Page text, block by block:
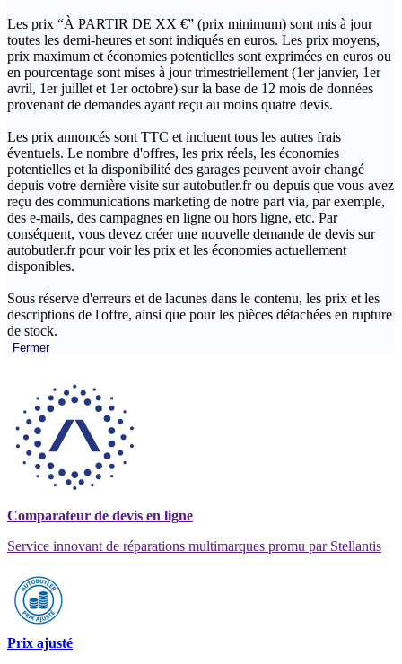
Les prix “À PARTIR DE XX €” (prix minimum) sont mis à jour
toutes les demi-heures et sont indiqués en euros. Les prix moyens,
prix maximum et économies potentielles sont exprimées en euros ou
en pourcentage sont mises à jour trimestriellement (1er janvier, 1er
avril, 1er juillet et 1er octobre) sur la base de 12 mois de données
provenant de demandes ayant reçu au moins quatre devis.
Les prix annoncés sont TTC et incluent tous les autres frais
éventuels. Le nombre d'offres, les prix réels, les économies
potentielles et la disponibilité des garages peuvent avoir changé
depuis votre dernière visite sur autobutler.fr ou depuis que vous avez
reçu des communications marketing de notre part via, par exemple,
des e-mails, des campagnes en ligne ou hors ligne, etc. Par
conséquent, vous devez créer une nouvelle demande de devis sur
autobutler.fr pour voir les prix et les économies actuellement
disponibles.
Sous réserve d'erreurs et de lacunes dans le contenu, les prix et les
descriptions de l'offre, ainsi que pour les pièces détachées en rupture
de stock.
Fermer
Comparateur de devis en ligne
Service innovant de réparations multimarques promu par Stellantis
Prix ajusté